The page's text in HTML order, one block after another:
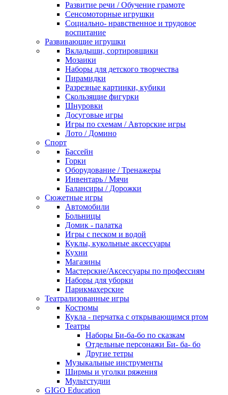
Развитие речи / Обучение грамоте
Сенсомоторные игрушки
Социально- нравственное и трудовое
воспитание
Развивающие игрушки
Вкладыши, сортировщики
Мозаики
Наборы для детского творчества
Пирамидки
Разрезные картинки, кубики
Скользящие фигурки
Шнуровки
Досуговые игры
Игры по схемам / Авторские игры
Лото / Домино
Спорт
Бассейн
Горки
Оборудование / Тренажеры
Инвентарь / Мячи
Балансиры / Дорожки
Сюжетные игры
Автомобили
Больницы
Домик - палатка
Игры с песком и водой
Куклы, кукольные аксессуары
Кухни
Магазины
Мастерские/Аксессуары по профессиям
Наборы для уборки
Парикмахерские
Театрализованные игры
Костюмы
Кукла - перчатка с открывающимся ртом
Театры
Наборы Би-ба-бо по сказкам
Отдельные персонажи Би- ба- бо
Другие тетры
Музыкальные инструменты
Ширмы и уголки ряжения
Мультстудии
GIGO Education